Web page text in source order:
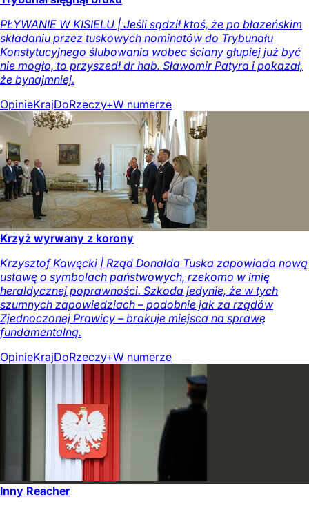
PŁYWANIE W KISIELU | Jeśli sądził ktoś, że po błazeńskim
składaniu przez tuskowych nominatów do Trybunału
Konstytucyjnego ślubowania wobec ściany głupiej już być
nie mogło, to przyszedł dr hab. Sławomir Patyra i pokazał,
że bynajmniej.
OpinieKrajDoRzeczy+W numerze
Krzyż wyrwany z korony
Krzysztof Kawęcki | Rząd Donalda Tuska zapowiada nową
ustawę o symbolach państwowych, rzekomo w imię
heraldycznej poprawności. Szkoda jedynie, że w tych
szumnych zapowiedziach – podobnie jak za rządów
Zjednoczonej Prawicy – brakuje miejsca na sprawę
fundamentalną.
OpinieKrajDoRzeczy+W numerze
Inny Reacher